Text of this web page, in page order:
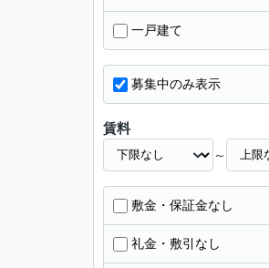
一戸建て
募集中のみ表示
賃料
～
敷金・保証金なし
礼金・敷引なし